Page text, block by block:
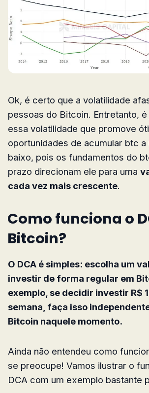
Ok, é certo que a volatilidade
pessoas do Bitcoin. Entretanto,
essa volatilidade que promove
oportunidades de acumular btc a
baixo, pois os fundamentos do
prazo direcionam ele para uma
cada vez mais crescente.
Como funciona o
Bitcoin?
O DCA é simples: escolha um
investir de forma regular em
exemplo, se decidir investir R$
semana, faça isso
Bitcoin naquele momento.
Ainda não entendeu como
se preocupe! Vamos ilustrar o
DCA com um exemplo bastante